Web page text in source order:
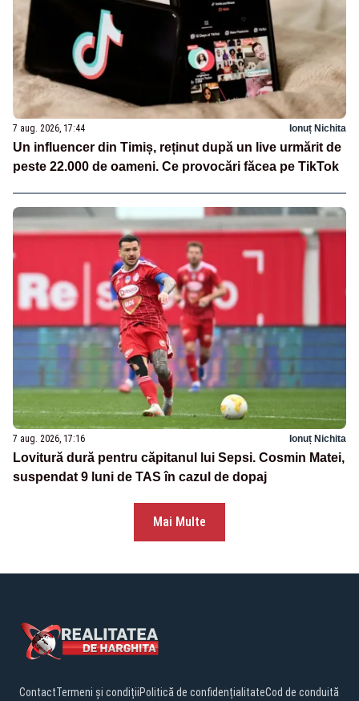
7 aug. 2026, 17:44 Ionuț Nichita
Un influencer din Timiș, reținut după un live urmărit de
peste 22.000 de oameni. Ce provocări făcea pe TikTok
7 aug. 2026, 17:16 Ionuț Nichita
Lovitură dură pentru căpitanul lui Sepsi. Cosmin Matei,
suspendat 9 luni de TAS în cazul de dopaj
Mai Multe
ContactTermeni și condițiiPolitică de confidențialitateCod de conduită